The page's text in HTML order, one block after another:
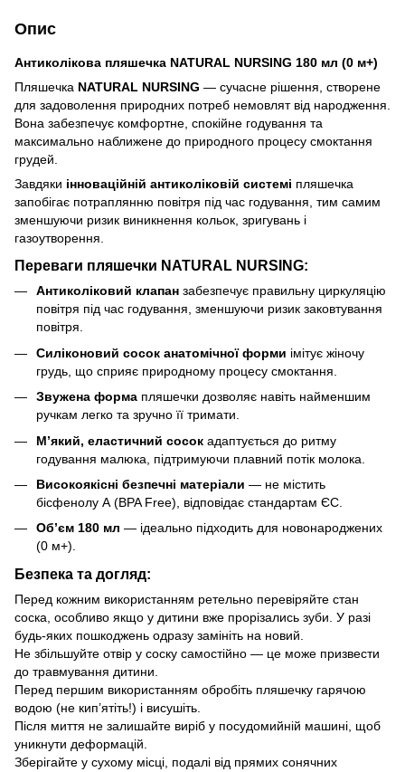
Опис
Антиколікова пляшечка NATURAL NURSING 180 мл (0 м+)
Пляшечка NATURAL NURSING — сучасне рішення, створене
для задоволення природних потреб немовлят від народження.
Вона забезпечує комфортне, спокійне годування та
максимально наближене до природного процесу смоктання
грудей.
Завдяки інноваційній антиколіковій системі пляшечка
запобігає потраплянню повітря під час годування, тим самим
зменшуючи ризик виникнення кольок, зригувань і
газоутворення.
Переваги пляшечки NATURAL NURSING:
Антиколіковий клапан забезпечує правильну циркуляцію
повітря під час годування, зменшуючи ризик заковтування
повітря.
Силіконовий сосок анатомічної форми імітує жіночу
грудь, що сприяє природному процесу смоктання.
Звужена форма пляшечки дозволяє навіть найменшим
ручкам легко та зручно її тримати.
М’який, еластичний сосок адаптується до ритму
годування малюка, підтримуючи плавний потік молока.
Високоякісні безпечні матеріали — не містить
бісфенолу А (BPA Free), відповідає стандартам ЄС.
Об’єм 180 мл — ідеально підходить для новонароджених
(0 м+).
Безпека та догляд:
Перед кожним використанням ретельно перевіряйте стан
соска, особливо якщо у дитини вже прорізались зуби. У разі
будь-яких пошкоджень одразу замініть на новий.
Не збільшуйте отвір у соску самостійно — це може призвести
до травмування дитини.
Перед першим використанням обробіть пляшечку гарячою
водою (не кип’ятіть!) і висушіть.
Після миття не залишайте виріб у посудомийній машині, щоб
уникнути деформацій.
Зберігайте у сухому місці, подалі від прямих сонячних